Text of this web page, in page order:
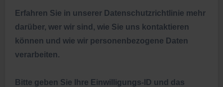
Erfahren Sie in unserer Datenschutzrichtlinie mehr
darüber, wer wir sind, wie Sie uns kontaktieren
können und wie wir personenbezogene Daten
verarbeiten.
Bitte geben Sie Ihre Einwilligungs-ID und das